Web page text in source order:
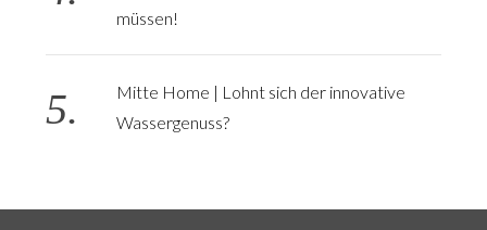
müssen!
Mitte Home | Lohnt sich der innovative
Wassergenuss?